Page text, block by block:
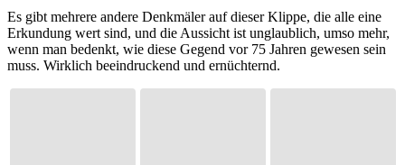
Es gibt mehrere andere Denkmäler auf dieser Klippe, die alle eine
Erkundung wert sind, und die Aussicht ist unglaublich, umso mehr,
wenn man bedenkt, wie diese Gegend vor 75 Jahren gewesen sein
muss. Wirklich beeindruckend und ernüchternd.